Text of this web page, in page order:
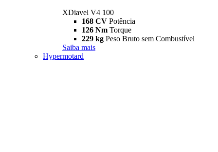
XDiavel V4 100
168 CV Potência
126 Nm Torque
229 kg Peso Bruto sem Combustível
Saiba mais
Hypermotard